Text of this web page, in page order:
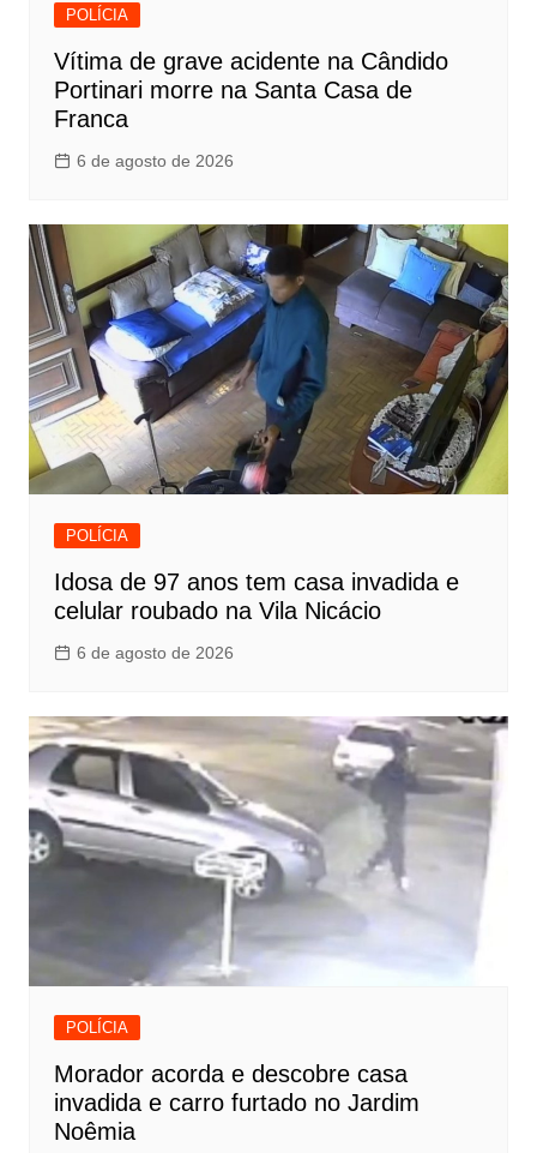
POLÍCIA
Vítima de grave acidente na Cândido
Portinari morre na Santa Casa de
Franca
6 de agosto de 2026
POLÍCIA
Idosa de 97 anos tem casa invadida e
celular roubado na Vila Nicácio
6 de agosto de 2026
POLÍCIA
Morador acorda e descobre casa
invadida e carro furtado no Jardim
Noêmia